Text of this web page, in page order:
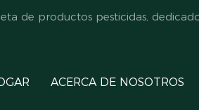
de productos pesticidas,
ACERCA DE NOSOTROS